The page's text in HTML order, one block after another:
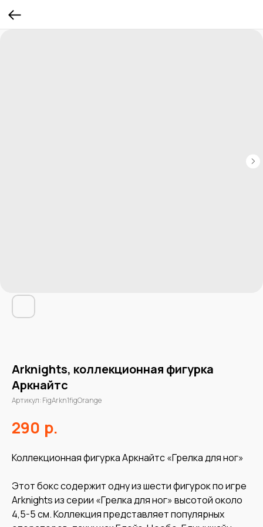
Arknights, коллекционная фигурка
Аркнайтс
Артикул: FigArkn1figOrange
290 р.
Коллекционная фигурка Аркнайтс «Грелка для ног»
Этот бокс содержит одну из шести фигурок по игре
Arknights из серии «Грелка для ног» высотой около
4,5-5 см. Коллекция представляет популярных